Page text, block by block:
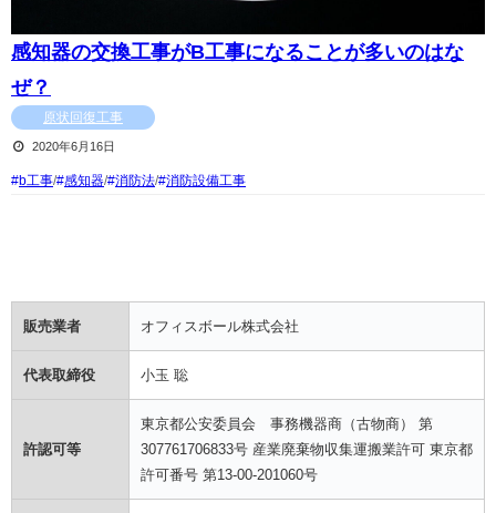
感知器の交換工事がB工事になることが多いのはな
ぜ？
原状回復工事
2020年6月16日
b工事/ 感知器/ 消防法/ 消防設備工事
販売業者 オフィスボール株式会社
代表取締役 小玉 聡
許認可等
東京都公安委員会 事務機器商（古物商） 第
307761706833号 産業廃棄物収集運搬業許可 東京都
許可番号 第13-00-201060号